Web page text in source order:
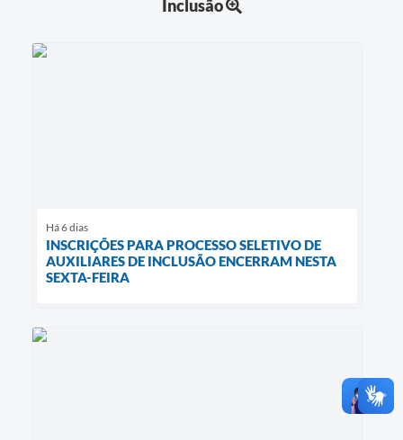
Inclusão
Há 6 dias
INSCRIÇÕES PARA PROCESSO SELETIVO DE
AUXILIARES DE INCLUSÃO ENCERRAM NESTA
SEXTA-FEIRA